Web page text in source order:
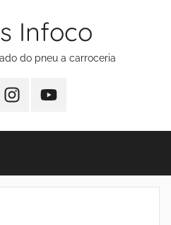
Infoco
do pneu a carroceria
InstagramYoutube